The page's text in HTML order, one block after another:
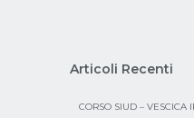
Articoli Recenti
CORSO SIUD – VESCICA